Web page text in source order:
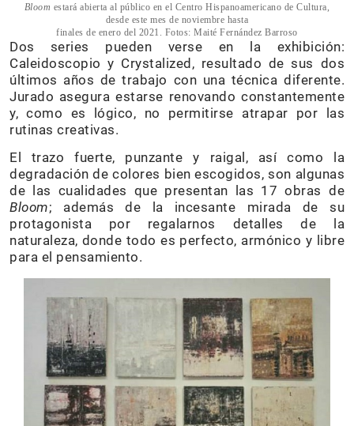
Bloom estará abierta al público en el Centro Hispanoamericano de Cultura,
desde este mes de noviembre hasta
finales de enero del 2021. Fotos: Maité Fernández Barroso
Dos series pueden verse en la exhibición:
Caleidoscopio y Crystalized, resultado de sus dos
últimos años de trabajo con una técnica diferente.
Jurado asegura estarse renovando constantemente
y, como es lógico, no permitirse atrapar por las
rutinas creativas.
El trazo fuerte, punzante y raigal, así como la
degradación de colores bien escogidos, son algunas
de las cualidades que presentan las 17 obras de
Bloom; además de la incesante mirada de su
protagonista por regalarnos detalles de la
naturaleza, donde todo es perfecto, armónico y libre
para el pensamiento.